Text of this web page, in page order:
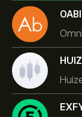
OABI
HUIZ